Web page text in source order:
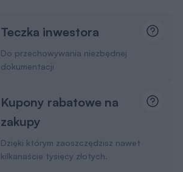
Teczka inwestora
Do przechowywania niezbędnej
dokumentacji
Kupony rabatowe na
zakupy
Dzięki którym zaoszczędzisz nawet
kilkanaście tysięcy złotych.